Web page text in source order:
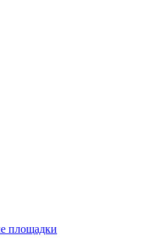
площадки